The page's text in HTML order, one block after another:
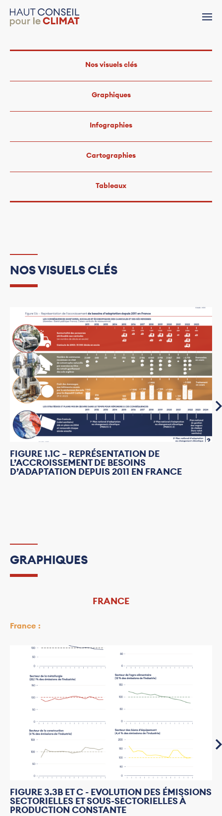
Nos visuels clés
Graphiques
Infographies
Cartographies
Tableaux
NOS VISUELS CLÉS
FIGURE 1.1C − REPRÉSENTATION DE
L’ACCROISSEMENT DE BESOINS
D’ADAPTATION DEPUIS 2011 EN FRANCE
GRAPHIQUES
FRANCE
France :
FIGURE 3.3B ET C - EVOLUTION DES ÉMISSIONS
SECTORIELLES ET SOUS-SECTORIELLES À
PRODUCTION CONSTANTE